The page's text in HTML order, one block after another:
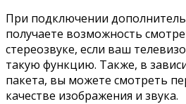
При подключении
получаете возможность
стереозвуке, если ваш
такую функцию. Также, в
пакета, вы можете смотреть
качестве изображения и звука.